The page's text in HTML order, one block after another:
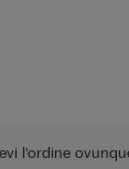
l’ordine